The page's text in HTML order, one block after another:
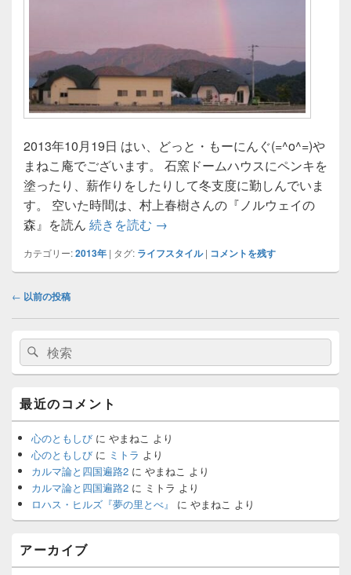
2013年10月19日 はい、どっと・もーにんぐ(=^o^=)や
まねこ庵でございます。 石窯ドームハウスにペンキを
塗ったり、薪作りをしたりして冬支度に勤しんでいま
す。 空いた時間は、村上春樹さんの『ノルウェイの
森』を読ん 続きを読む 冬支度2
→
カテゴリー:2013年 | タグ: ライフスタイル | コメントを残す
投
ビ
ゲ
ー
シ
ョ
← 以前の投稿
メ
ン
サ
ド
バ
ー
ウ
ジ
ェ
ッ
ト
リ
ア
検
索:
検
索
最近のコメント
心のともしび に やまねこ より
心のともしび に ミトラ より
カルマ論と四国遍路2 に やまねこ より
カルマ論と四国遍路2 に ミトラ より
ロハス・ヒルズ『夢の里とべ』
に やまねこ より
アーカイブ